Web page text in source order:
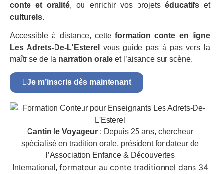
conte et oralité, ou enrichir vos projets éducatifset
culturels.
Accessible à distance, cetteformation conte en ligne
Les Adrets-De-L'Esterel
vous guide pas à pas vers la
maîtrise de la narration orale et l’aisance sur scène.
Je m’inscris dès maintenant
Cantin le Voyageur : Depuis 25 ans, chercheur
spécialisé en tradition orale, président fondateur de
l’Association Enfance & Découvertes
International, formateur au conte traditionnel dans 34